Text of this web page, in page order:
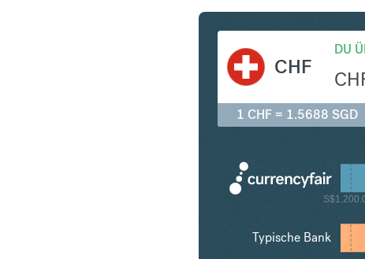
CHF
DU
1 CHF = 1.5688 SGD
Typische Bank